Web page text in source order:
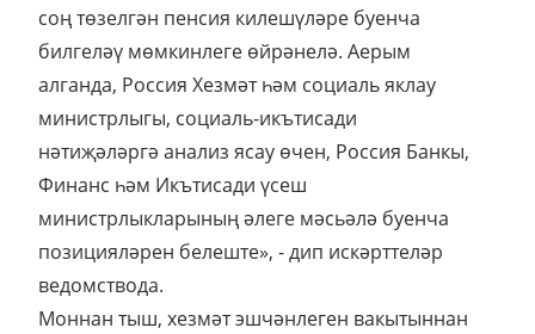
соң төзелгән пенсия килешүләре буенча
билгеләү мөмкинлеге өйрәнелә. Аерым
алганда, Россия Хезмәт һәм социаль яклау
министрлыгы, социаль-икътисади
нәтиҗәләргә анализ ясау өчен, Россия Банкы,
Финанс һәм Икътисади үсеш
министрлыкларының әлеге мәсьәлә буенча
позицияләрен белеште», - дип искәрттеләр
ведомствода.
Моннан тыш, хезмәт эшчәнлеген вакытыннан